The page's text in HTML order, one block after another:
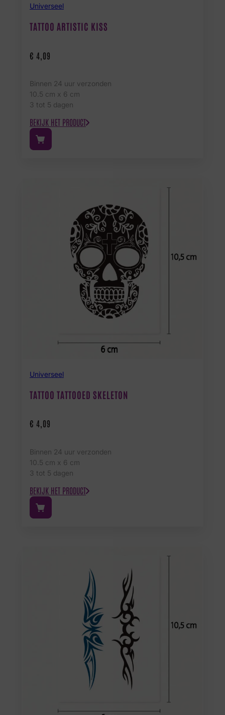
Universeel
TATTOO ARTISTIC KISS
€ 4,09
Binnen 24 uur verzonden
10.5 cm x 6 cm
3 tot 5 dagen
BEKIJK HET PRODUCT
Universeel
TATTOO TATTOOED SKELETON
€ 4,09
Binnen 24 uur verzonden
10.5 cm x 6 cm
3 tot 5 dagen
BEKIJK HET PRODUCT